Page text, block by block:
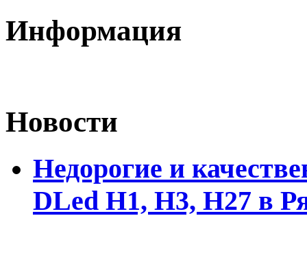
Информация
Новости
Недорогие и
DLed Н1, Н3, Н27 в